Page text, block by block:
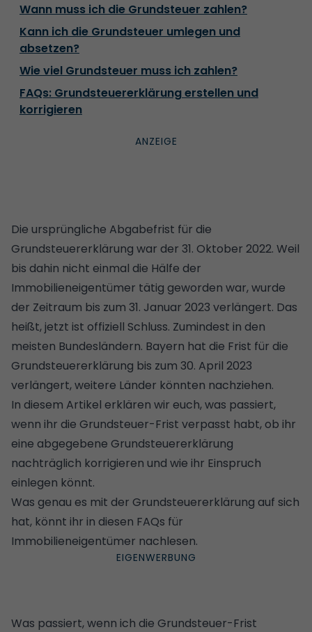
Wann muss ich die Grundsteuer zahlen?
Kann ich die Grundsteuer umlegen und
absetzen?
Wie viel Grundsteuer muss ich zahlen?
FAQs: Grundsteuererklärung erstellen und
korrigieren
Die ursprüngliche Abgabefrist für die
Grundsteuererklärung war der 31. Oktober 2022. Weil
bis dahin nicht einmal die Hälfe der
Immobilieneigentümer tätig geworden war, wurde
der Zeitraum bis zum 31. Januar 2023 verlängert. Das
heißt, jetzt ist offiziell Schluss. Zumindest in den
meisten Bundesländern. Bayern hat die Frist für die
Grundsteuererklärung bis zum 30. April 2023
verlängert, weitere Länder könnten nachziehen.
In diesem Artikel erklären wir euch, was passiert,
wenn ihr die Grundsteuer-Frist verpasst habt, ob ihr
eine abgegebene Grundsteuererklärung
nachträglich korrigieren und wie ihr Einspruch
einlegen könnt.
Was genau es mit der Grundsteuererklärung auf sich
hat, könnt ihr in diesen FAQs für
Immobilieneigentümer nachlesen.
Was passiert, wenn ich die Grundsteuer-Frist